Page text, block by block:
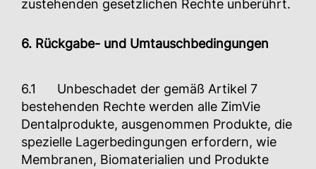
zustehenden gesetzlichen Rechte unberührt.
6. Rückgabe- und Umtauschbedingungen
6.1 Unbeschadet der gemäß Artikel 7
bestehenden Rechte werden alle ZimVie
Dentalprodukte, ausgenommen Produkte, die
spezielle Lagerbedingungen erfordern, wie
Membranen, Biomaterialien und Produkte